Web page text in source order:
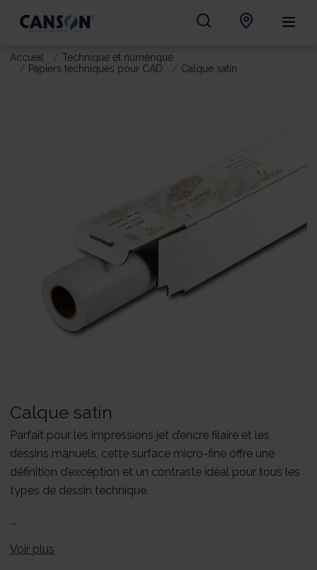
Accueil
Technique et numérique
Papiers techniques pour CAD
Calque satin
Calque satin
Parfait pour les impressions jet d’encre filaire et les
dessins manuels, cette surface micro-fine offre une
définition d’exception et un contraste idéal pour tous les
types de dessin technique.
...
Voir plus